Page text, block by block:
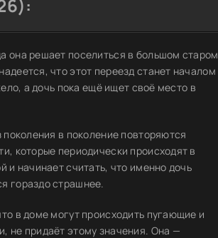
решает поселиться в большом старом
что этот переезд станет началом
а дочь пока ещё ищет своё место в
в поколение повторяются
которые периодически происходят в
и начинает считать, что именно дочь
гораздо страшнее.
в доме могут происходить пугающие и
не придаёт этому значения. Она —